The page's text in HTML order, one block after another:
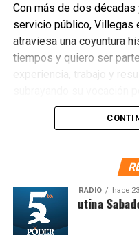
Recibe las
importantes
en tu teléfono.
Unirme al
Con más de dos
servicio público, Villegas
atraviesa una coyuntura
tiempos y quiero ser
experiencia, trabajo y
justa, unida y equitativa.
priorizando la atención a
es ampliamente
movimiento ciudadano
exigiendo soluciones
RADIO hace
Síntesis Matutina